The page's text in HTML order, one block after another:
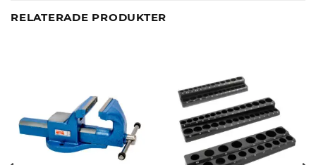
RELATERADE PRODUKTER